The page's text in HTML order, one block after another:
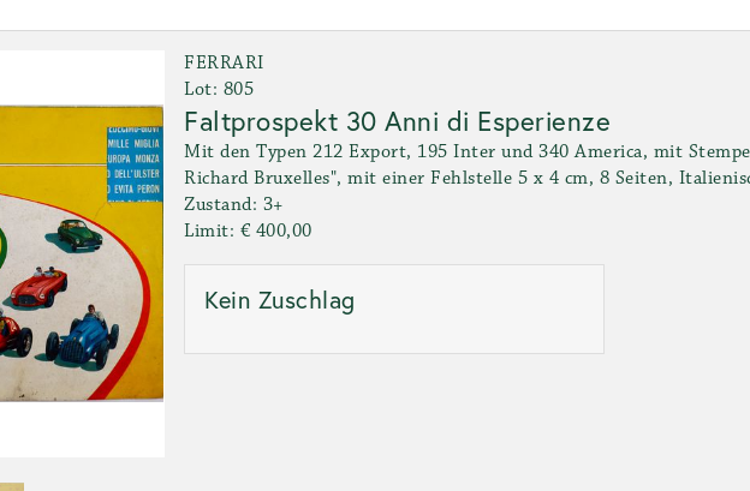
FERRARI
Lot: 805
Faltprospekt 30 Anni di Esperienze
Mit den Typen 212 Export, 195 Inter und 340 America, mit
Richard Bruxelles", mit einer Fehlstelle 5 x 4 cm, 8 Seiten,
Zustand: 3+
Limit: € 400,00
Kein Zuschlag